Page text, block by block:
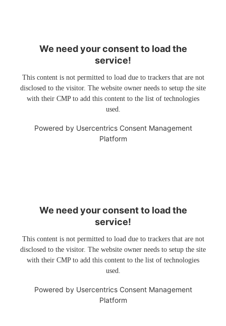
We need your consent to load the
service!
This content is not permitted to load due to trackers that are not
disclosed to the visitor. The website owner needs to setup the site
with their CMP to add this content to the list of technologies
used.
Powered by Usercentrics Consent Management
Platform
We need your consent to load the
service!
This content is not permitted to load due to trackers that are not
disclosed to the visitor. The website owner needs to setup the site
with their CMP to add this content to the list of technologies
used.
Powered by Usercentrics Consent Management
Platform